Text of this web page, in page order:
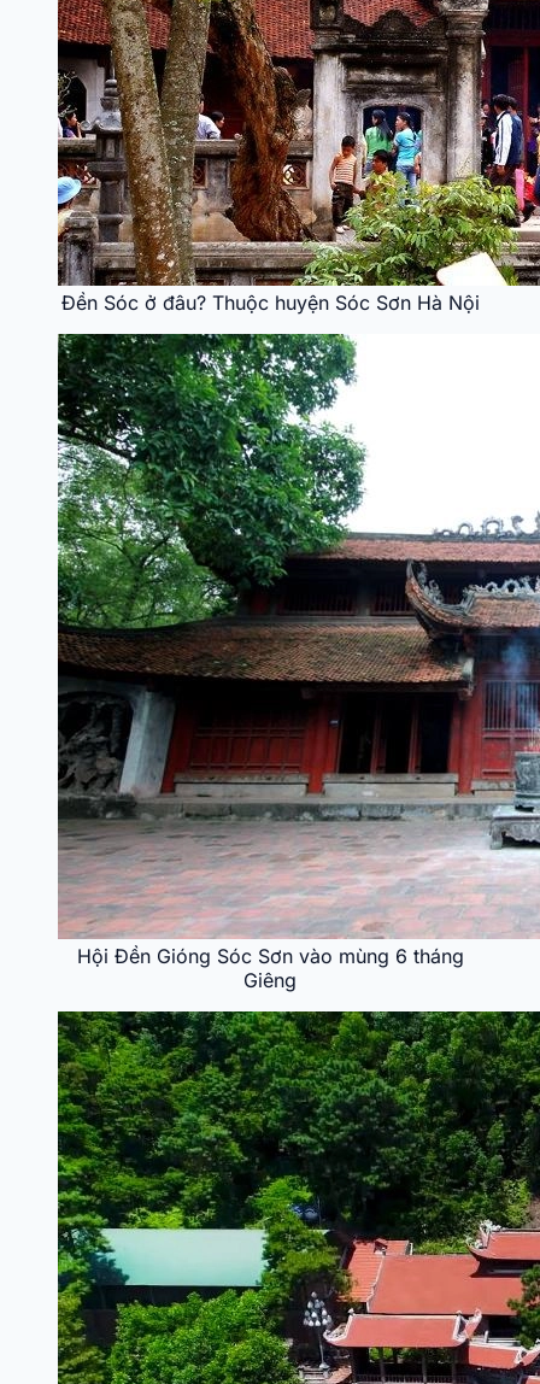
Đền Sóc ở đâu? Thuộc huyện Sóc Sơn Hà Nội
Hội Đền Gióng Sóc Sơn vào mùng 6 tháng
Giêng